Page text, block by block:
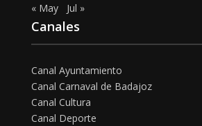
« May
Jul »
Canales
Canal Ayuntamiento
Canal Carnaval de Badajoz
Canal Cultura
Canal Deporte